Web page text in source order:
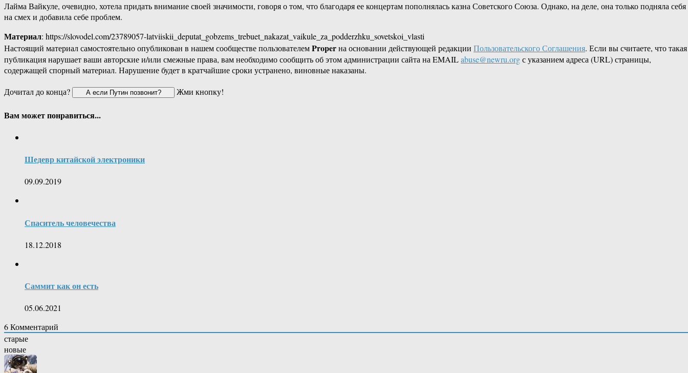
Лайма Вайкуле, очевидно, хотела придать внимание своей значимости, говоря о том, что благодаря ее концертам пополнялась казна Советского Союза. Однако, на деле, она только подняла себя
на смех и добавила себе проблем.
Материал: https://slovodel.com/23789057-latviiskii_deputat_gobzems_trebuet_nakazat_vaikule_za_podderzhku_sovetskoi_vlasti
Настоящий материал самостоятельно опубликован в нашем сообществе пользователемProperна основании действующей редакции Пользовательского Соглашения. Если вы считаете, что такая
публикация нарушает ваши авторские и/или смежные права, вам необходимо сообщить об этом администрации сайта на EMAILabuse@newru.orgс указанием адреса (URL) страницы,
содержащей спорный материал. Нарушение будет в кратчайшие сроки устранено, виновные наказаны.
Дочитал до конца?
Жми кнопку!
Вам может понравиться...
Шедевр китайской электроники
09.09.2019
Спаситель человечества
18.12.2018
Саммит как он есть
05.06.2021
6Комментарий
старые
новые